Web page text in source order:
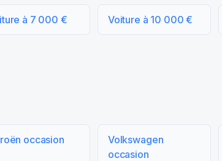
à 7 000 € Voiture à 10 000 €
occasion
Volkswagen
occasion